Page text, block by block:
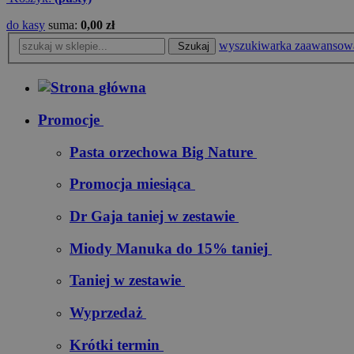
do kasy suma: 0,00 zł
Szukaj wyszukiwarka
Promocje
Pasta orzechowa Big Nature
Promocja miesiąca
Dr Gaja taniej w zestawie
Miody Manuka do 15% taniej
Taniej w zestawie
Wyprzedaż
Krótki termin